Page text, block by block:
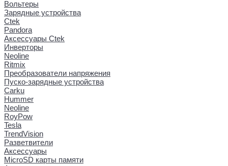
Вольтеры
Зарядные устройства
Ctek
Pandora
Аксессуары Ctek
Инверторы
Neoline
Ritmix
Преобразователи напряжения
Пуско-зарядные устройства
Carku
Hummer
Neoline
RoyPow
Tesla
TrendVision
Разветвители
Аксессуары
MicroSD карты памяти